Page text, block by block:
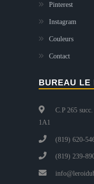
Pinterest
Instagram
Couleurs
Contact
BUREAU LE
C.P 265
1A1
(819) 620-
(819) 239-